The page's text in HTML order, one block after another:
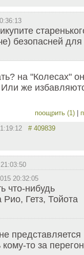
безопасней для
на "Колесах"
же
поощрить (1)
# 409839
20:32:05
что-нибудь
Рио, Гетз, Тойота
представляется
то за